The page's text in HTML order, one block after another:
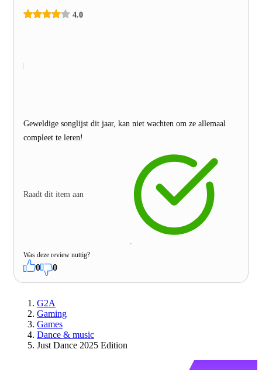
4.0
Geweldige songlijst dit jaar, kan niet wachten om ze allemaal
compleet te leren!
Raadt dit item aan
Was deze review nuttig?
0 0
G2A
Gaming
Games
Dance & music
Just Dance 2025 Edition